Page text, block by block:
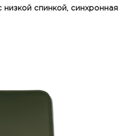
спинкой, синхронная